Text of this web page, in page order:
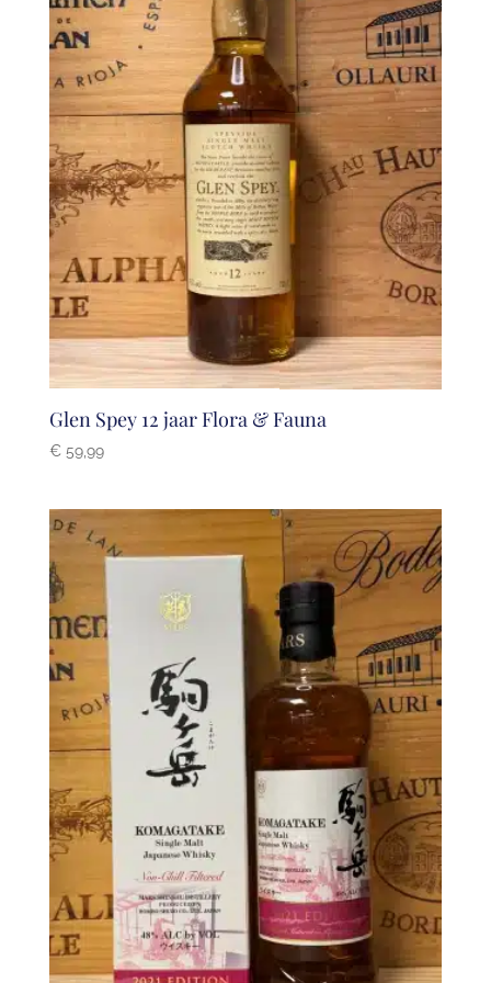
Glen Spey 12 jaar Flora & Fauna
€59,99